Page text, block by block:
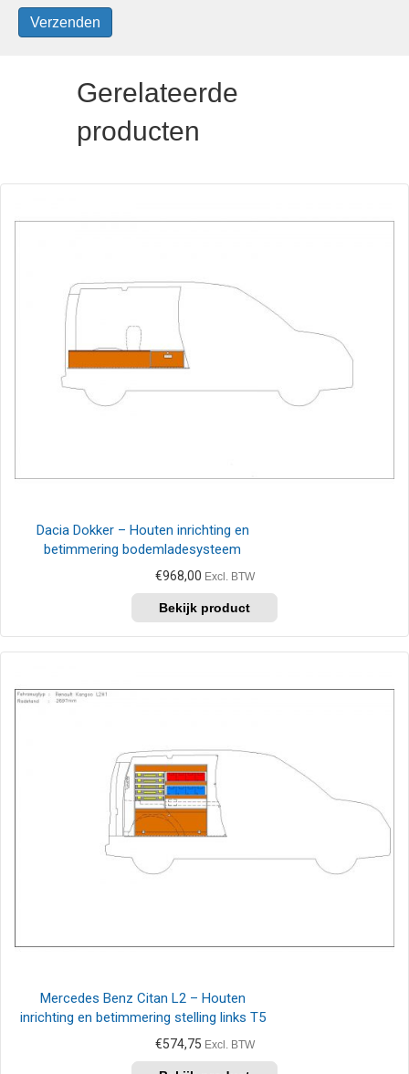
Gerelateerde
producten
Dacia Dokker – Houten inrichting en
betimmering bodemladesysteem
€968,00 Excl. BTW
Mercedes Benz Citan L2 – Houten
inrichting en betimmering stelling links T5
€574,75 Excl. BTW